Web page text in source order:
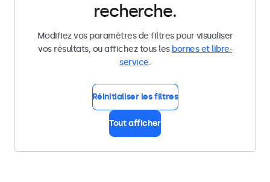
recherche.
Modifiez vos paramètres de filtres pour visualiser
vos résultats, ou affichez tous les bornes et libre-
service.
Réinitialiser les filtres
Tout afficher